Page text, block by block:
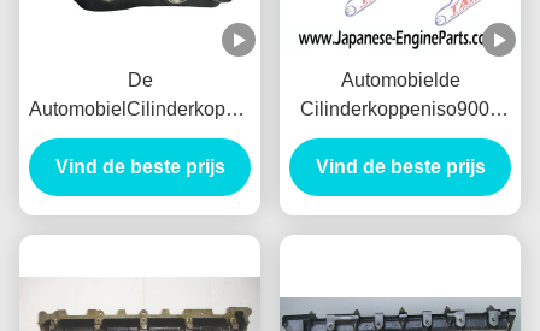
De
AutomobielCilinderkoppen
van Gray Cast Iron 4D31
voor Mitsubishi Fuso
Vind de beste prijs
Automobielde
Cilinderkoppeniso9001
TS16949 Certifiie van
Nissan TD27
Vind de beste prijs